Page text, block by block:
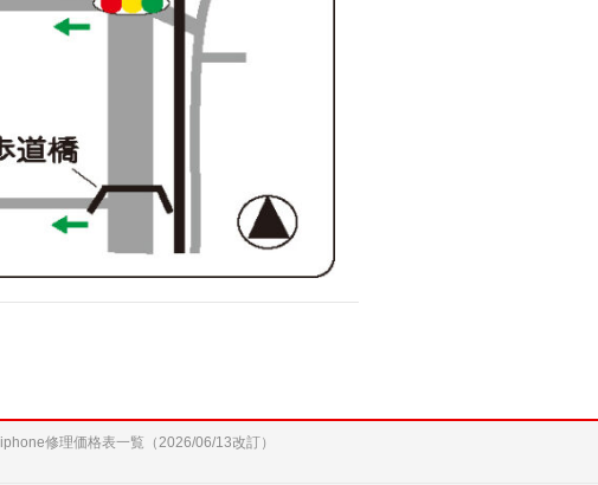
iphone修理価格表一覧（2026/06/13改訂）